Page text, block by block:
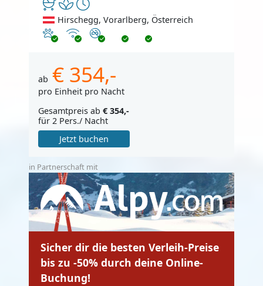
Hirschegg, Vorarlberg, Österreich
Haustiere erlaubt
InternetNichtraucher
ab € 354,-
pro Einheit pro Nacht
Gesamtpreis ab € 354,-
für 2 Pers./ Nacht
Jetzt buchen
in Partnerschaft mit
Sicher dir die besten Verleih-Preise
bis zu -50% durch deine Online-
Buchung!